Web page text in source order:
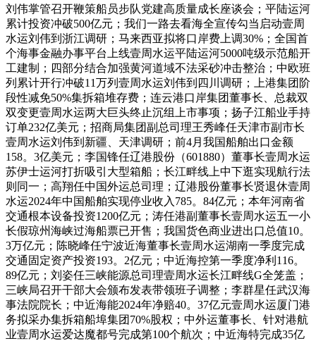
刘伟掌管召开鞭策船员步队党建高质量成长座谈会；平陆运河
累计投资冲破500亿元；我们一路去看海全宣传勾当启动壹周
水运刘伟到浙江调研；马来西亚拟将口岸费上调30%；全国首
个海事金融办事平台上线壹周水运平陆运河5000吨级示范船开
工建制；四部分结合加强黄河道域不法采砂冲击整治；中欧班
列累计开行冲破11万列壹周水运刘伟到四川调研；上港集团阶
段性减免50%集拆箱堆存费；连云港口岸集团董事长、总裁双
双变更壹周水运两大巨头终止沉组上市事项；扬子江船业手持
订单232亿美元；招商局集团副总司理王秀峰任天津市副市长
壹周水运刘伟到新疆、天津调研；前4月我国船舶出口金额
158。3亿美元；李国锋任辽港股份（601880）董事长壹周水运
苏伊士运河打折吸引大型箱船；长江畔线上中下逛实现航行法
则同一；高翔任中国外运总司理；辽港股份董事长贤退休壹周
水运2024年中国船舶实现停业收入785。84亿元；本年河南省
交通根本设备投资1200亿元；涛任港副董事长壹周水运五一小
长假琼州海峡过海船票已开售；我国货色商业进出口总值10。
3万亿元；陈晓峰任宁波近海董事长壹周水运湖南一季度完成
交通固定资产投资193。2亿元；中近海控第一季度净利116。
89亿元；刘姿任三峡能源总司理壹周水运长江畔线G全笼盖；
三峡局召开干部大会颁布发表带领班子调整；李群星任武汉海
事法院院长；中近海能2024年净赔40。37亿元壹周水运厦门港
务拟采办集拆箱船埠集团70%股权；中外运董事长、针对港航
业壹周水运爱达魔都号完成第100个航次；中近海特完成35亿